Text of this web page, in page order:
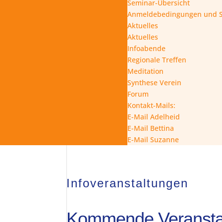
Seminar-Übersicht
Anmeldebedingungen und
Aktuelles
Aktuelles
Infoabende
Regionale Treffen
Meditation
Synthese Verein
Forum
Kontakt-Mails:
E-Mail Adelheid
E-Mail Bettina
E-Mail Suzanne
Infoveranstaltungen